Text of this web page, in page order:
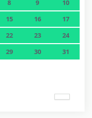
8 9
10
15 16
17
22 23
24
29 30 31